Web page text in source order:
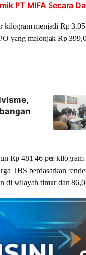
PT MIFA Secara
kilogram menjadi Rp
yang melonjak Rp
Rp 481,46 per
TBS berdasarkan
di wilayah timur dan